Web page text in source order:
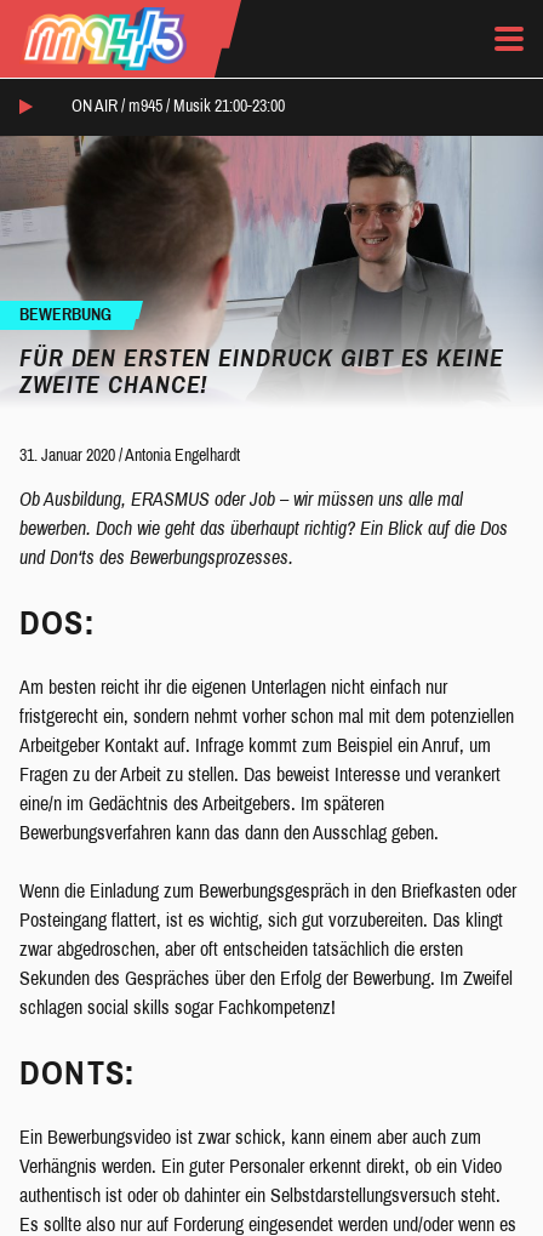
ON AIR / m945 / Musik 21:00-23:00
BEWERBUNG
FÜR DEN ERSTEN EINDRUCK GIBT ES KEINE
ZWEITE CHANCE!
31. Januar 2020 /Antonia Engelhardt
Ob Ausbildung, ERASMUS oder Job – wir müssen uns alle mal
bewerben. Doch wie geht das überhaupt richtig? Ein Blick auf die Dos
und Don‘ts des Bewerbungsprozesses.
DOS:
Am besten reicht ihr die eigenen Unterlagen nicht einfach nur
fristgerecht ein, sondern nehmt vorher schon mal mit dem potenziellen
Arbeitgeber Kontakt auf. Infrage kommt zum Beispiel ein Anruf, um
Fragen zu der Arbeit zu stellen. Das beweist Interesse und verankert
eine/n im Gedächtnis des Arbeitgebers. Im späteren
Bewerbungsverfahren kann das dann den Ausschlag geben.
Wenn die Einladung zum Bewerbungsgespräch in den Briefkasten oder
Posteingang flattert, ist es wichtig, sich gut vorzubereiten. Das klingt
zwar abgedroschen, aber oft entscheiden tatsächlich die ersten
Sekunden des Gespräches über den Erfolg der Bewerbung. Im Zweifel
schlagen social skills sogar Fachkompetenz!
DONTS:
Ein Bewerbungsvideo ist zwar schick, kann einem aber auch zum
Verhängnis werden. Ein guter Personaler erkennt direkt, ob ein Video
authentisch ist oder ob dahinter ein Selbstdarstellungsversuch steht.
Es sollte also nur auf Forderung eingesendet werden und/oder wenn es